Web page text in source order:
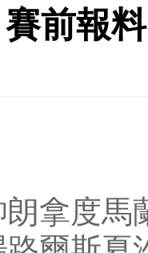
賽前報
拿度